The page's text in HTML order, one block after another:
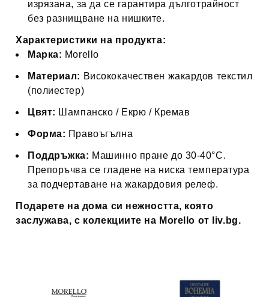
изрязана, за да се гарантира дълготрайност
без разнищване на нишките.
Характеристики на продукта:
Марка: Morello
Материал: Висококачествен жакардов текстил
(полиестер)
Цвят: Шампанско / Екрю / Кремав
Форма: Правоъгълна
Поддръжка: Машинно пране до 30-40°C.
Препоръчва се гладене на ниска температура
за подчертаване на жакардовия релеф.
Подарете на дома си нежността, която
заслужава, с колекциите на Morello от liv.bg.